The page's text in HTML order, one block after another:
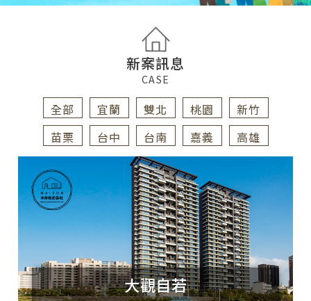
新案訊息
CASE
全部 宜蘭 雙北 桃園
新竹
苗栗
台中 台南 嘉義 高雄
大觀自若